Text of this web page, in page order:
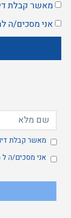
מאשר קבלת
אני מסכים/ה ל
מאשר קבלת
אני מסכים/ה ל